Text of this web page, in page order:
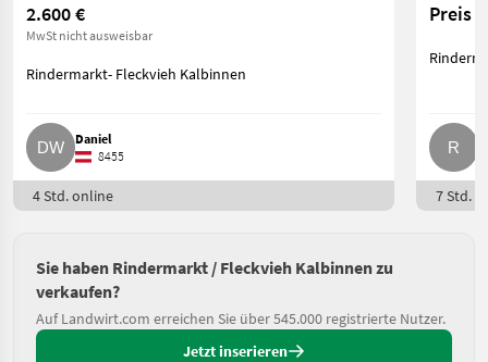
2.600 €
MwSt nicht ausweisbar
Rindermarkt- Fleckvieh Kalbinnen
Daniel
8455
4 Std. online
Preis
7 Std.
Sie haben Rindermarkt / Fleckvieh Kalbinnen zu
verkaufen?
Auf Landwirt.com erreichen Sie über 545.000 registrierte Nutzer.
Jetzt inserieren